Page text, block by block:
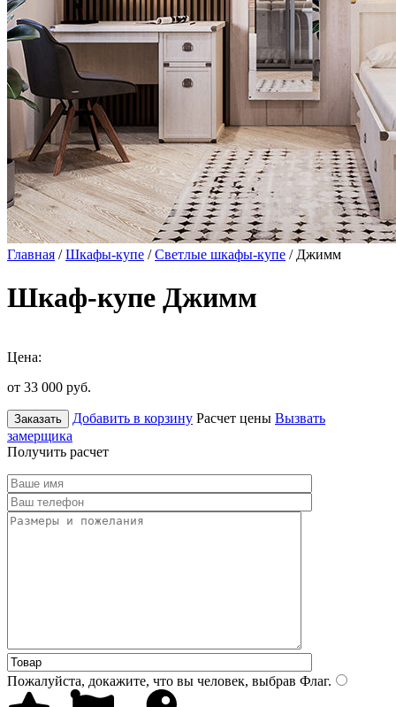
Главная /Шкафы-купе /Светлые шкафы-купе / Джимм
Шкаф-купе Джимм
Цена:
от 33 000 руб.
Заказать Добавить в корзину Расчет цены Вызвать
замерщика
Получить расчет
Пожалуйста, докажите, что вы человек, выбрав Флаг.